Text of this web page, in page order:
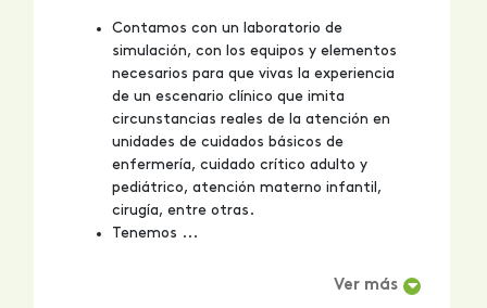
Contamos con un laboratorio de
simulación, con los equipos y elementos
necesarios para que vivas la experiencia
de un escenario clínico que imita
circunstancias reales de la atención en
unidades de cuidados básicos de
enfermería, cuidado crítico adulto y
pediátrico, atención materno infantil,
cirugía, entre otras.
Tenemos ...
Ver más